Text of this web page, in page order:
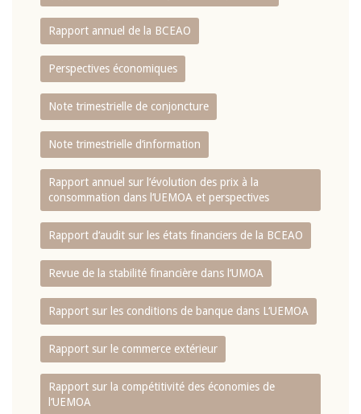
Rapport annuel de la BCEAO
Perspectives économiques
Note trimestrielle de conjoncture
Note trimestrielle d‘information
Rapport annuel sur l‘évolution des prix à la
consommation dans l‘UEMOA et perspectives
Rapport d‘audit sur les états financiers de la BCEAO
Revue de la stabilité financière dans l‘UMOA
Rapport sur les conditions de banque dans L‘UEMOA
Rapport sur le commerce extérieur
Rapport sur la compétitivité des économies de
l‘UEMOA